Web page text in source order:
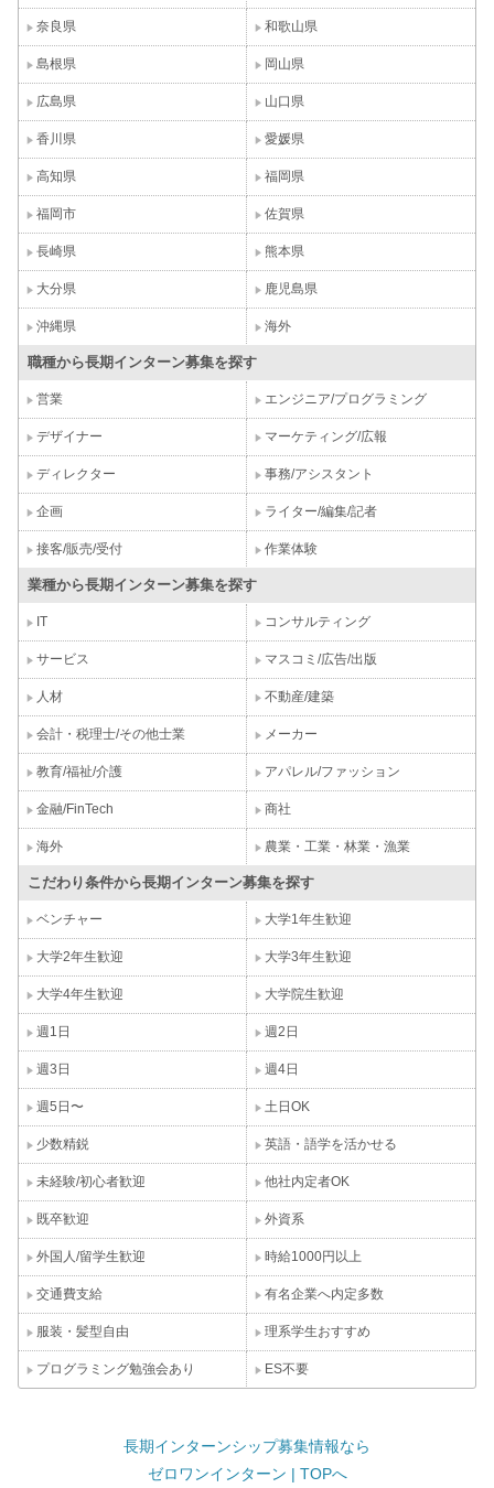
奈良県 和歌山県
島根県 岡山県
広島県 山口県
香川県 愛媛県
高知県 福岡県
福岡市 佐賀県
長崎県 熊本県
大分県 鹿児島県
沖縄県 海外
職種から長期インターン募集を探す
営業 エンジニア/プログラミング
デザイナー マーケティング/広報
ディレクター 事務/アシスタント
企画 ライター/編集/記者
接客/販売/受付 作業体験
業種から長期インターン募集を探す
IT コンサルティング
サービス マスコミ/広告/出版
人材 不動産/建築
会計・税理士/その他士業 メーカー
教育/福祉/介護 アパレル/ファッション
金融/FinTech 商社
海外 農業・工業・林業・漁業
こだわり条件から長期インターン募集を探す
ベンチャー 大学1年生歓迎
大学2年生歓迎 大学3年生歓迎
大学4年生歓迎 大学院生歓迎
週1日 週2日
週3日 週4日
週5日〜 土日OK
少数精鋭 英語・語学を活かせる
未経験/初心者歓迎 他社内定者OK
既卒歓迎 外資系
外国人/留学生歓迎 時給1000円以上
交通費支給 有名企業へ内定多数
服装・髪型自由 理系学生おすすめ
プログラミング勉強会あり ES不要
長期インターンシップ募集情報なら
ゼロワンインターン | TOPへ